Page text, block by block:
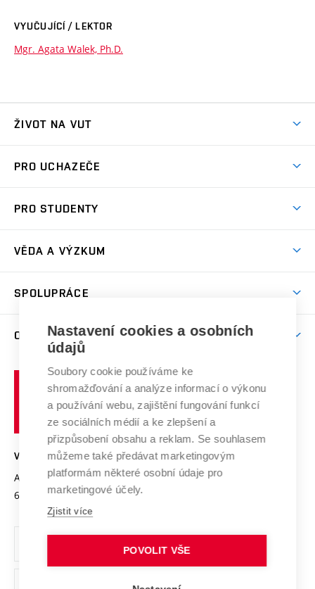
VYUČUJÍCÍ / LEKTOR
Mgr. Agata Walek, Ph.D.
ŽIVOT NA VUT
Koleje
Sport na VUT
Brno
PRO UCHAZEČE
Dny otevřených dveří
Celoživotní vzdělávání
E-přihláška
PRO STUDENTY
Harmonogram akademického roku
Závěrečné práce
Doktorské studium
Zpracování osobních údajů studentů
Sociální bezpečí
Studium bez bariér
Podpora podnikání
VĚDA A VÝZKUM
Mezinárodní vědecká rada
Systém zajišťování kvality výzkumu
Výzkumné infrastruktury
Transfer znalostí
Open Science
Projekty
Projekty ze strukturálních fondů
Specifický výzkum
SPOLUPRÁCE
Zahraniční spolupráce
Spolupráce se školami
Služby univerzity
Mezinárodní dohody
Univerzitní sítě
O UNIVERZITĚ
Profil univerzity
Udržitelná univerzita
Podnikavá univerzita / ContriBUTe
Bezpečná univerzita
Vyznamenání
Organizační struktura
Ochrana osobních údajů
učení
technické
VYSOKÉ UČENÍ TECHNICKÉ V BRNĚ
Antonínská 548/1
602 00 Brno
www.vut.cz
vut@vutbr.cz
Nastavení cookies a osobních
údajů
Soubory cookie používáme ke
shromažďování a analýze informací o výkonu
a používání webu, zajištění fungování funkcí
ze sociálních médií a ke zlepšení a
přizpůsobení obsahu a reklam. Se souhlasem
můžeme také předávat marketingovým
platformám některé osobní údaje pro
marketingové účely.
Zjistit více
POVOLIT VŠE